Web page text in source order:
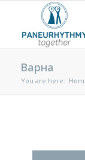
Варна
You are here: